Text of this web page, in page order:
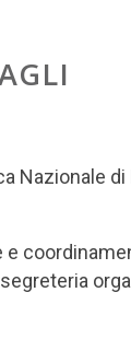
Nazionale di
e